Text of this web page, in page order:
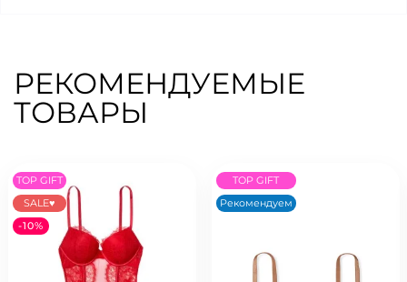
РЕКОМЕНДУЕМЫЕ
ТОВАРЫ
TOP GIFT
SALE♥
-10%
TOP GIFT
Рекомендуем